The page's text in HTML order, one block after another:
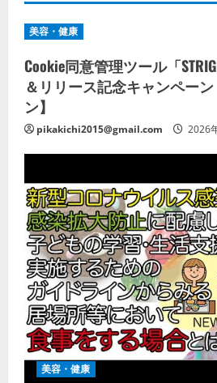
美容・健康
Cookie同意管理ツール「
＆リリース記念キャンペー
ン】
pikakichi2015@gmail.com 2026
美容・健康